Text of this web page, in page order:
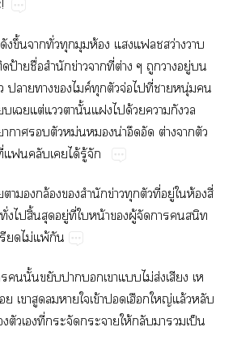
ร์​​ึ้​​ั่​​​ห้​ว่​​
ป้​ื่​ำ​ข่​​ี่​ต่​​​ู่​​
ค์​​จ่​​ี่​​ุ่​​
ต่​​​ั้​​​ด้​​​
ม่​​น่​​​ต่​​​
​​ได้​ู้​
ล้​​ำ​ข่​​​ี่​ู่​​ห้​ี่​
​​ิ้​​ู่​ี่​​น้​​ู้​​​​​
ไม่​พ้​
​​​​​​ไม่​ส่​​​
ข้​​​ญ่​ล้​​
​​​​ให้​​​​ป็​